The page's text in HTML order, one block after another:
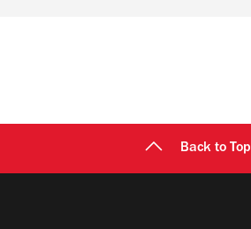
Back to Top